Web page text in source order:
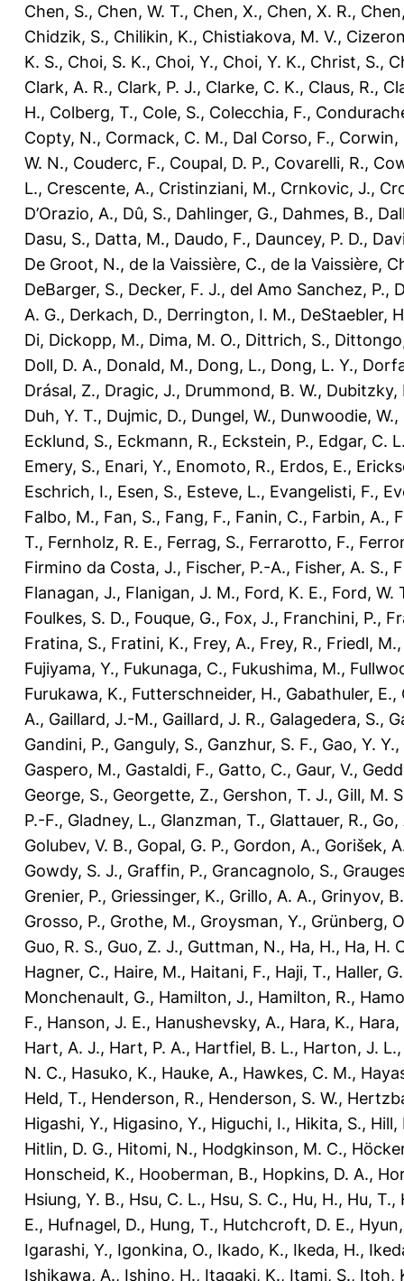
Chen, S., Chen, W. T., Chen, X., Chen, X. R.,
Chidzik, S., Chilikin, K., Chistiakova, M. V.,
K. S., Choi, S. K., Choi, Y., Choi, Y. K., Christ, S.,
Clark, A. R., Clark, P. J., Clarke, C. K., Claus, R.,
H., Colberg, T., Cole, S., Colecchia, F.,
Copty, N., Cormack, C. M., Dal Corso, F., Corwin,
W. N., Couderc, F., Coupal, D. P., Covarelli, R.,
L., Crescente, A., Cristinziani, M., Crnkovic, J.,
D’Orazio, A., Dû, S., Dahlinger, G., Dahmes, B.,
Dasu, S., Datta, M., Daudo, F., Dauncey, P. D.,
De Groot, N., de la Vaissière, C., de la Vaissière,
DeBarger, S., Decker, F. J., del Amo Sanchez, P.,
A. G., Derkach, D., Derrington, I. M., DeStaebler,
Di, Dickopp, M., Dima, M. O., Dittrich, S.,
Doll, D. A., Donald, M., Dong, L., Dong, L. Y.,
Drásal, Z., Dragic, J., Drummond, B. W., Dubitzky,
Duh, Y. T., Dujmic, D., Dungel, W., Dunwoodie, W.,
Ecklund, S., Eckmann, R., Eckstein, P., Edgar, C.
Emery, S., Enari, Y., Enomoto, R., Erdos, E.,
Eschrich, I., Esen, S., Esteve, L., Evangelisti, F.,
Falbo, M., Fan, S., Fang, F., Fanin, C., Farbin, A.,
T., Fernholz, R. E., Ferrag, S., Ferrarotto, F.,
Firmino da Costa, J., Fischer, P.-A., Fisher, A. S.,
Flanagan, J., Flanigan, J. M., Ford, K. E., Ford, W.
Foulkes, S. D., Fouque, G., Fox, J., Franchini, P.,
Fratina, S., Fratini, K., Frey, A., Frey, R., Friedl, M.
Fujiyama, Y., Fukunaga, C., Fukushima, M.,
Furukawa, K., Futterschneider, H., Gabathuler, E.,
A., Gaillard, J.-M., Gaillard, J. R., Galagedera, S.,
Gandini, P., Ganguly, S., Ganzhur, S. F., Gao, Y. Y.,
Gaspero, M., Gastaldi, F., Gatto, C., Gaur, V.,
George, S., Georgette, Z., Gershon, T. J., Gill, M.
P.-F., Gladney, L., Glanzman, T., Glattauer, R., Go,
Golubev, V. B., Gopal, G. P., Gordon, A., Gorišek,
Gowdy, S. J., Graffin, P., Grancagnolo, S.,
Grenier, P., Griessinger, K., Grillo, A. A., Grinyov,
Grosso, P., Grothe, M., Groysman, Y., Grünberg,
Guo, R. S., Guo, Z. J., Guttman, N., Ha, H., Ha, H.
Hagner, C., Haire, M., Haitani, F., Haji, T., Haller, G.
Monchenault, G., Hamilton, J., Hamilton, R.,
F., Hanson, J. E., Hanushevsky, A., Hara, K., Hara,
Hart, A. J., Hart, P. A., Hartfiel, B. L., Harton, J. L.
N. C., Hasuko, K., Hauke, A., Hawkes, C. M.,
Held, T., Henderson, R., Henderson, S. W.,
Higashi, Y., Higasino, Y., Higuchi, I., Hikita, S., Hill,
Hitlin, D. G., Hitomi, N., Hodgkinson, M. C.,
Honscheid, K., Hooberman, B., Hopkins, D. A.,
Hsiung, Y. B., Hsu, C. L., Hsu, S. C., Hu, H., Hu, T.,
E., Hufnagel, D., Hung, T., Hutchcroft, D. E.,
Igarashi, Y., Igonkina, O., Ikado, K., Ikeda, H.,
Ishikawa, A., Ishino, H., Itagaki, K., Itami, S., Itoh,